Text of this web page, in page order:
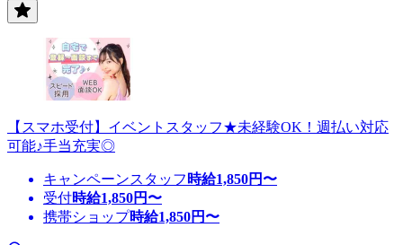
【スマホ受付】イベントスタッフ★未経験OK！週払い対応
可能♪手当充実◎
キャンペーンスタッフ 時給1,850円〜
受付時給1,850円〜
携帯ショップ時給1,850円〜